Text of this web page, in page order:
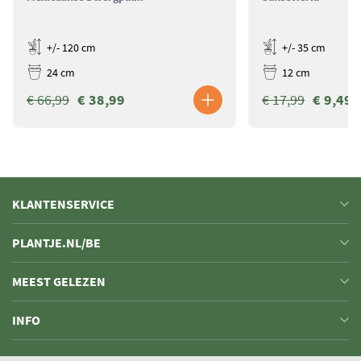
+/- 120 cm
24 cm
€ 38,99
€ 66,99
+/- 35 cm
12 cm
€ 9,49
€ 17,99
KLANTENSERVICE
PLANTJE.NL/BE
MEEST GELEZEN
INFO